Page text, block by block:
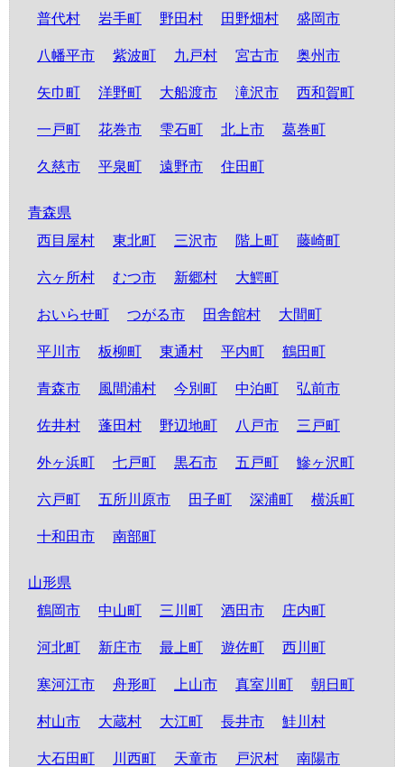
普代村 岩手町 野田村 田野畑村 盛岡市
八幡平市 紫波町 九戸村 宮古市 奥州市
矢巾町 洋野町 大船渡市 滝沢市 西和賀町
一戸町 花巻市 雫石町 北上市 葛巻町
久慈市 平泉町 遠野市 住田町
青森県
西目屋村
東北町 三沢市 階上町 藤崎町
六ヶ所村 むつ市 新郷村 大鰐町
おいらせ町 つがる市 田舎館村 大間町
平川市 板柳町 東通村 平内町 鶴田町
青森市 風間浦村 今別町 中泊町 弘前市
佐井村 蓬田村 野辺地町 八戸市 三戸町
外ヶ浜町 七戸町 黒石市 五戸町 鰺ヶ沢町
六戸町 五所川原市 田子町 深浦町 横浜町
十和田市 南部町
山形県
鶴岡市
中山町 三川町 酒田市 庄内町
河北町 新庄市 最上町 遊佐町 西川町
寒河江市 舟形町 上山市 真室川町 朝日町
村山市 大蔵村 大江町 長井市 鮭川村
大石田町 川西町 天童市 戸沢村 南陽市